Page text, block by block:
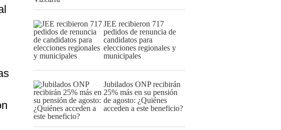
JEE recibieron 717
pedidos de renuncia de
candidatos para
elecciones regionales y
municipales
Jubilados ONP recibirán
25% más en su pensión
de agosto: ¿Quiénes
acceden a este beneficio?